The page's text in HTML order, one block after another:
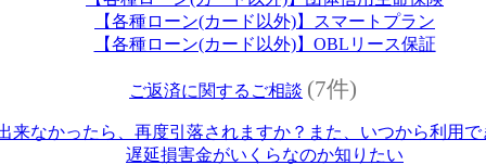
【各種ローン(カード以外)】スマートプラン
【各種ローン(カード以外)】OBLリース保証
ご返済に関するご相談 (7件)
来なかったら、再度引落されますか？また、いつから利用で
遅延損害金がいくらなのか知りたい